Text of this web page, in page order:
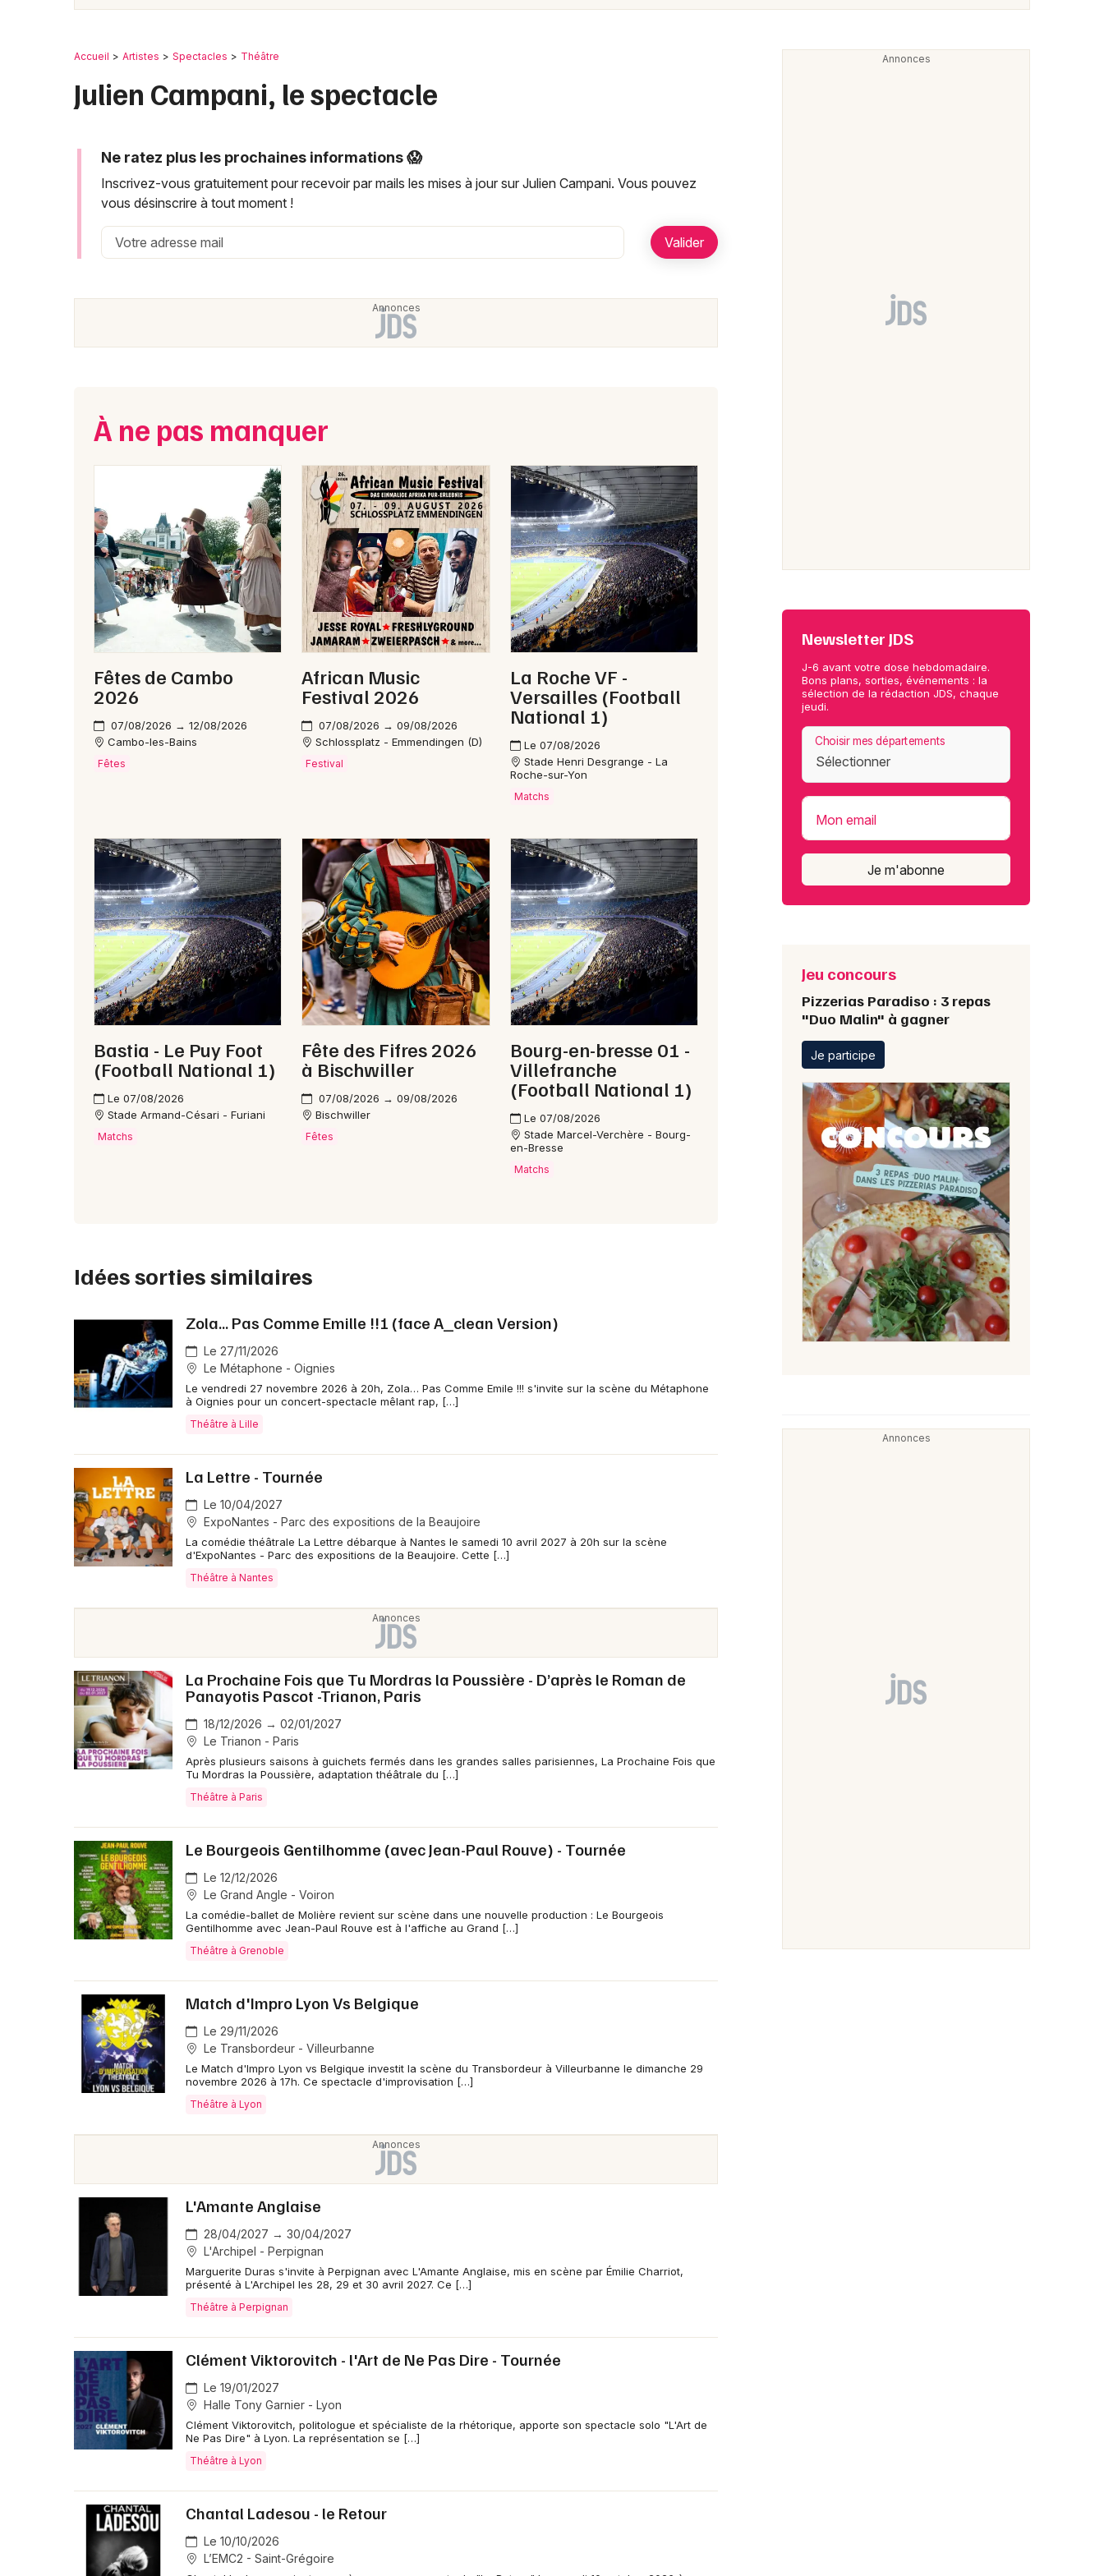
Choisir mes départements
Je m'abonne
Mulhouse
Nice
Strasbourg
Accueil Artistes Spectacles Théâtre
Julien Campani, le spectacle
Ne ratez plus les prochaines informations 😱
Inscrivez-vous gratuitement pour recevoir par mails les mises à jour sur Julien Campani. Vous pouvez
vous désinscrire à tout moment !
À ne pas manquer
Fêtes de Cambo
2026
07/08/2026 → 12/08/2026
Cambo-les-Bains
Fêtes
African Music
Festival 2026
07/08/2026 → 09/08/2026
Schlossplatz - Emmendingen (D)
Festival
La Roche VF -
Versailles (Football
National 1)
Le 07/08/2026
Stade Henri Desgrange - La
Roche-sur-Yon
Matchs
Bastia - Le Puy Foot
(Football National 1)
Le 07/08/2026
Stade Armand-Césari - Furiani
Matchs
Fête des Fifres 2026
à Bischwiller
07/08/2026 → 09/08/2026
Bischwiller
Fêtes
Bourg-en-bresse 01 -
Villefranche
(Football National 1)
Le 07/08/2026
Stade Marcel-Verchère - Bourg-
en-Bresse
Matchs
Idées sorties similaires
Zola... Pas Comme Emille !!! (face A_clean Version)
Le 27/11/2026
Le Métaphone - Oignies
Le vendredi 27 novembre 2026 à 20h, Zola… Pas Comme Emile !!! s'invite sur la scène du Métaphone
à Oignies pour un concert-spectacle mêlant rap, […]
Théâtre à Lille
La Lettre - Tournée
Le 10/04/2027
ExpoNantes - Parc des expositions de la Beaujoire
La comédie théâtrale La Lettre débarque à Nantes le samedi 10 avril 2027 à 20h sur la scène
d'ExpoNantes - Parc des expositions de la Beaujoire. Cette […]
Théâtre à Nantes
La Prochaine Fois que Tu Mordras la Poussière - D’après le Roman de
Panayotis Pascot -Trianon, Paris
18/12/2026 → 02/01/2027
Le Trianon - Paris
Après plusieurs saisons à guichets fermés dans les grandes salles parisiennes, La Prochaine Fois que
Tu Mordras la Poussière, adaptation théâtrale du […]
Théâtre à Paris
Le Bourgeois Gentilhomme (avec Jean-Paul Rouve) - Tournée
Le 12/12/2026
Le Grand Angle - Voiron
La comédie-ballet de Molière revient sur scène dans une nouvelle production : Le Bourgeois
Gentilhomme avec Jean-Paul Rouve est à l'affiche au Grand […]
Théâtre à Grenoble
Match d'Impro Lyon Vs Belgique
Le 29/11/2026
Le Transbordeur - Villeurbanne
Le Match d'Impro Lyon vs Belgique investit la scène du Transbordeur à Villeurbanne le dimanche 29
novembre 2026 à 17h. Ce spectacle d'improvisation […]
Théâtre à Lyon
L'Amante Anglaise
28/04/2027 → 30/04/2027
L'Archipel - Perpignan
Marguerite Duras s'invite à Perpignan avec L'Amante Anglaise, mis en scène par Émilie Charriot,
présenté à L'Archipel les 28, 29 et 30 avril 2027. Ce […]
Théâtre à Perpignan
Clément Viktorovitch - l'Art de Ne Pas Dire - Tournée
Le 19/01/2027
Halle Tony Garnier - Lyon
Clément Viktorovitch, politologue et spécialiste de la rhétorique, apporte son spectacle solo "L'Art de
Ne Pas Dire" à Lyon. La représentation se […]
Théâtre à Lyon
Chantal Ladesou - le Retour
Le 10/10/2026
L’EMC2 - Saint-Grégoire
Newsletter JDS
J-6 avant votre dose hebdomadaire.
Bons plans, sorties, événements : la
sélection de la rédaction JDS, chaque
jeudi.
Choisir mes départements
Mon email
Je m'abonne
Jeu concours
Pizzerias Paradiso : 3 repas
"Duo Malin" à gagner
Je participe